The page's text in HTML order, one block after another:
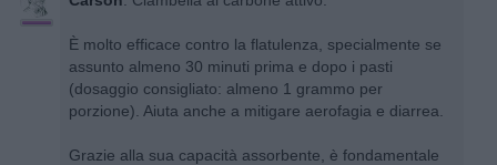
È molto efficace contro la flatulenza, specialmente se
assunto almeno 30 minuti prima e dopo i pasti
(dosaggio consigliato: almeno 1 grammo per
porzione). Aiuta anche a mitigare aerofagia e diarrea.
Grazie alla sua capacità assorbente, è fondamentale